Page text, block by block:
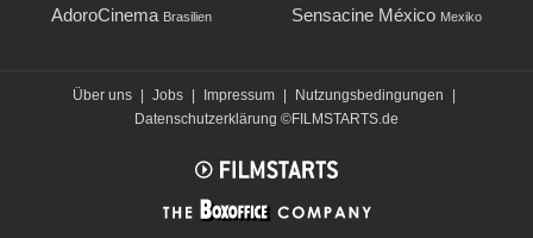
AdoroCinema Brasilien Sensacine México Mexiko
Über uns | Jobs | Impressum | Nutzungsbedingungen
|
Datenschutzerklärung ©FILMSTARTS.de